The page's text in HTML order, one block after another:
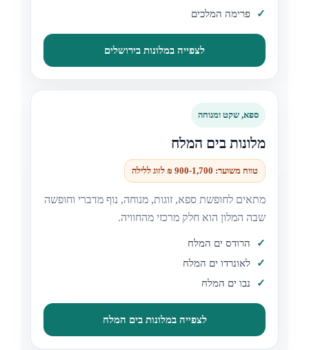
פרימה המלכים
לצפייה במלונות בירושלים
ספא, שקט ומנוחה
מלונות בים המלח
טווח משוער: 900-1,700 ₪ לזוג ללילה
מתאים לחופשת ספא, זוגות, מנוחה, נוף מדברי וחופשה
שבה המלון הוא חלק מרכזי מהחוויה.
הרודס ים המלח
לאונרדו ים המלח
נבו ים המלח
לצפייה במלונות בים המלח